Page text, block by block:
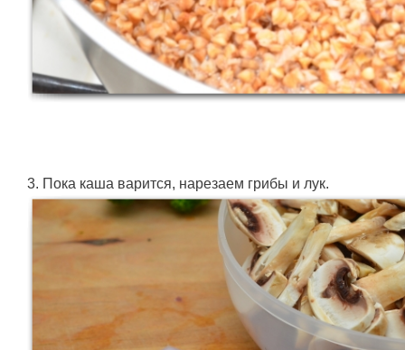
3. Пока каша варится, нарезаем грибы и лук.